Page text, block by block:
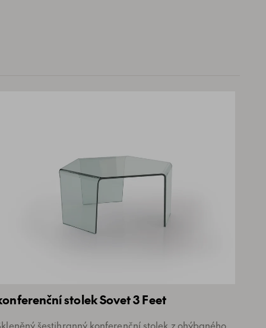
stolek Sovet 3 Feet
šestihranný konferenční stolek z ohýbaného